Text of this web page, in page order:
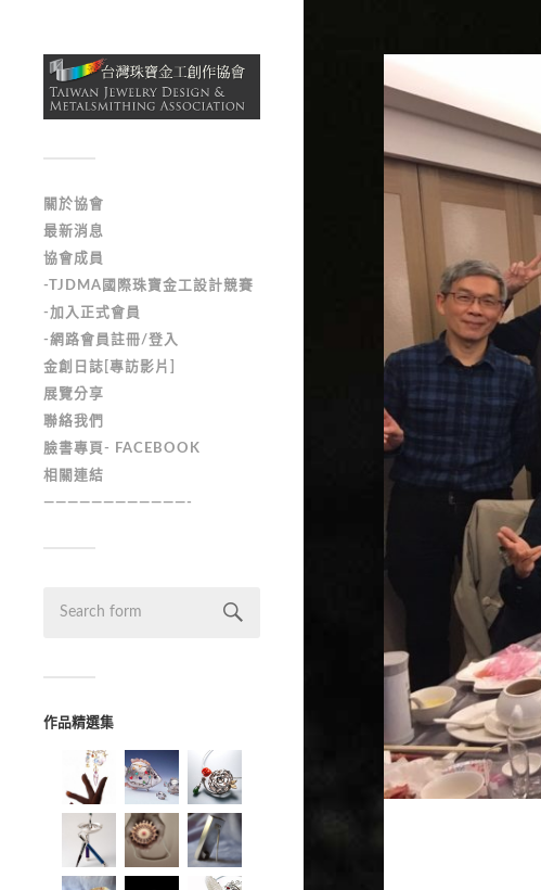
關於協會
最新消息
協會成員
-TJDMA國際珠寶金工設計競賽
-加入正式會員
-網路會員註冊/登入
金創日誌[專訪影片]
展覽分享
聯絡我們
臉書專頁- FACEBOOK
相關連結
————————————-
作品精選集